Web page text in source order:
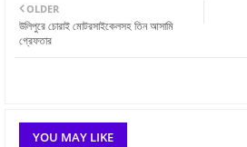
OLDER
উলিপুরে চোরাই মোটরসাইকেলসহ তিন আসামি
গ্রেফতার
YOU MAY LIKE